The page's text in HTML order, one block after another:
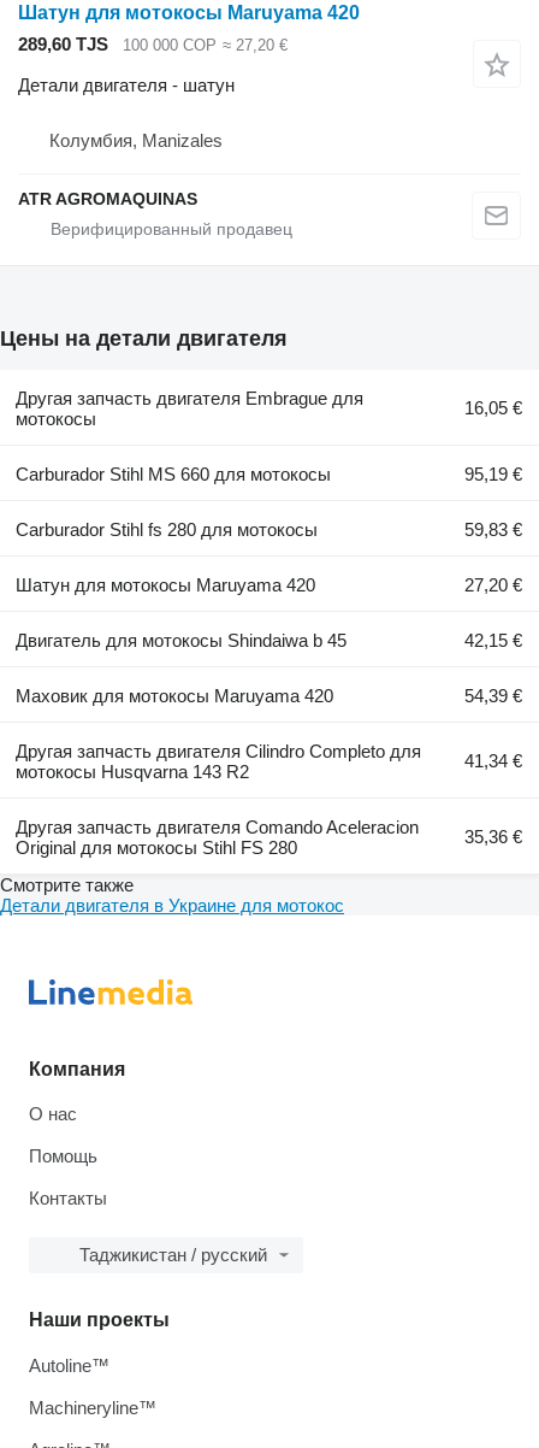
Шатун для мотокосы Maruyama 420
289,60 TJS
100 000 COP ≈ 27,20 €
Детали двигателя - шатун
Колумбия, Manizales
ATR AGROMAQUINAS
Цены на детали двигателя
Другая запчасть двигателя Embrague для
мотокосы
16,05 €
Carburador Stihl MS 660 для мотокосы 95,19 €
Carburador Stihl fs 280 для мотокосы 59,83 €
Шатун для мотокосы Maruyama 420 27,20 €
Двигатель для мотокосы Shindaiwa b 45 42,15 €
Маховик для мотокосы Maruyama 420 54,39 €
Другая запчасть двигателя Cilindro Completo для
мотокосы Husqvarna 143 R2
41,34 €
Другая запчасть двигателя Comando Aceleracion
Original для мотокосы Stihl FS 280
35,36 €
Смотрите также
Детали двигателя в Украине для мотокос
Компания
О нас
Помощь
Контакты
Таджикистан / русский
Наши проекты
Autoline™
Machineryline™